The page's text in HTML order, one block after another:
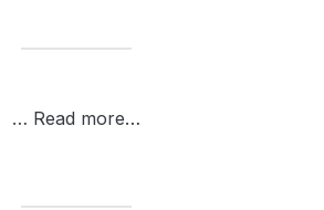
… Read more…